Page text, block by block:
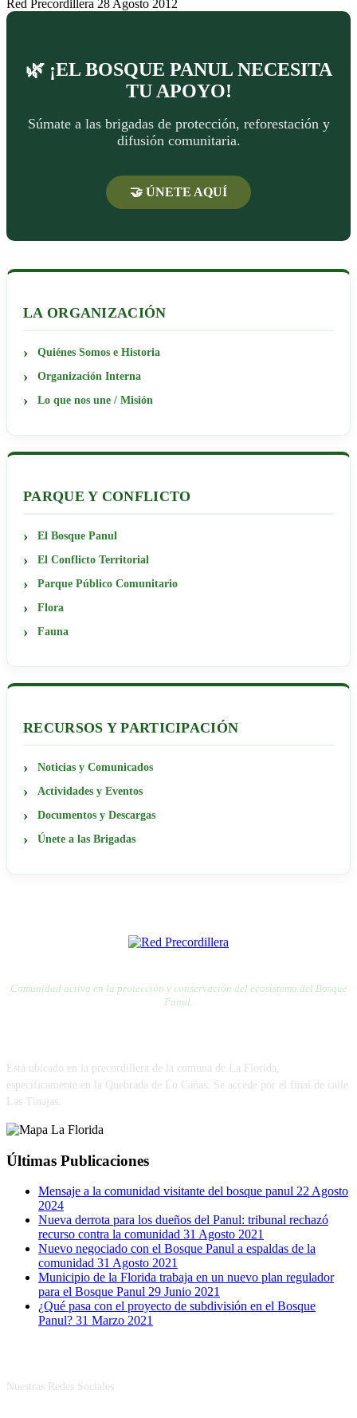
Red Precordillera 28 Agosto 2012
🌿 ¡EL BOSQUE PANUL NECESITA
TU APOYO!
Súmate a las brigadas de protección, reforestación y
difusión comunitaria.
🤝 ÚNETE AQUÍ
LA ORGANIZACIÓN
Quiénes Somos e Historia
Organización Interna
Lo que nos une / Misión
PARQUE Y CONFLICTO
El Bosque Panul
El Conflicto Territorial
Parque Público Comunitario
Flora
Fauna
RECURSOS Y PARTICIPACIÓN
Noticias y Comunicados
Actividades y Eventos
Documentos y Descargas
Únete a las Brigadas
Comunidad activa en la protección y conservación del ecosistema del Bosque
Panul.
Está ubicado en la precordillera de la comuna de La Florida,
específicamente en la Quebrada de Lo Cañas. Se accede por el final de calle
Las Tinajas.
Últimas Publicaciones
Mensaje a la comunidad visitante del bosque panul 22 Agosto
2024
Nueva derrota para los dueños del Panul: tribunal rechazó
recurso contra la comunidad 31 Agosto 2021
Nuevo negociado con el Bosque Panul a espaldas de la
comunidad 31 Agosto 2021
Municipio de la Florida trabaja en un nuevo plan regulador
para el Bosque Panul 29 Junio 2021
¿Qué pasa con el proyecto de subdivisión en el Bosque
Panul? 31 Marzo 2021
Nuestras Redes Sociales